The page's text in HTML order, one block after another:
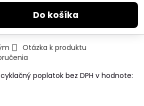
Do košíka
Otázka k produktu
poplatok bez DPH v hodnote: